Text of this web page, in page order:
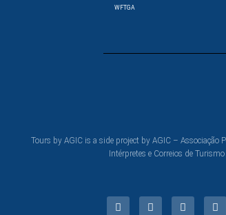
WFTGA
Tours by AGIC is a side project by AGIC – Associação
Intérpretes e Correios de Turismo